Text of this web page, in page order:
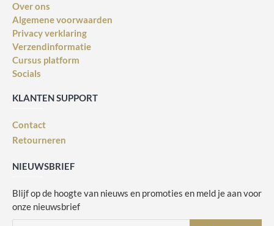
Over ons
Algemene voorwaarden
Privacy verklaring
Verzendinformatie
Cursus platform
Socials
KLANTEN SUPPORT
Contact
Retourneren
NIEUWSBRIEF
Blijf op de hoogte van nieuws en promoties en meld je aan voor
onze nieuwsbrief